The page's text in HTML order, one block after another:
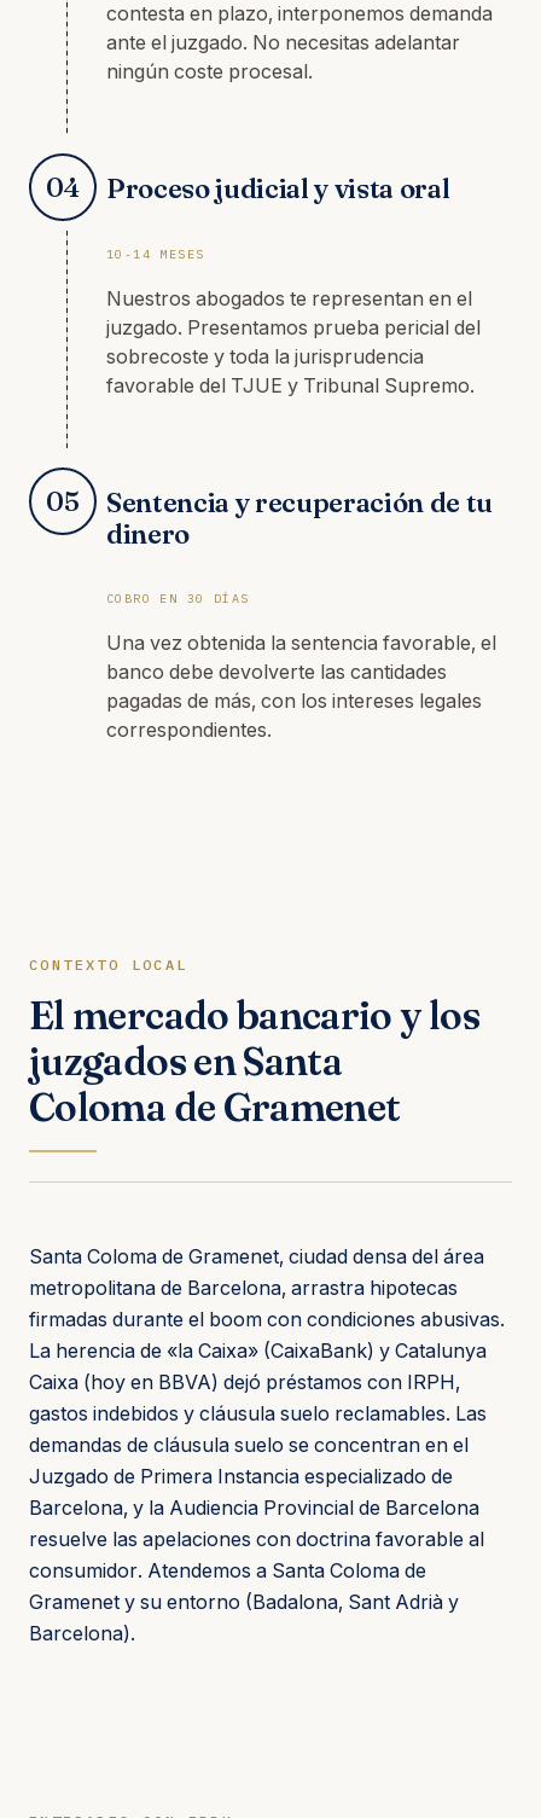
contesta en plazo, interponemos demanda
ante el juzgado. No necesitas adelantar
ningún coste procesal.
04 Proceso judicial y vista oral
10-14 MESES
Nuestros abogados te representan en el
juzgado. Presentamos prueba pericial del
sobrecoste y toda la jurisprudencia
favorable del TJUE y Tribunal Supremo.
05
Sentencia y recuperación de tu
dinero
COBRO EN 30 DÍAS
Una vez obtenida la sentencia favorable, el
banco debe devolverte las cantidades
pagadas de más, con los intereses legales
correspondientes.
CONTEXTO LOCAL
El mercado bancario y los
juzgados en Santa
Coloma de Gramenet
Santa Coloma de Gramenet, ciudad densa del área
metropolitana de Barcelona, arrastra hipotecas
firmadas durante el boom con condiciones abusivas.
La herencia de «la Caixa» (CaixaBank) y Catalunya
Caixa (hoy en BBVA) dejó préstamos con IRPH,
gastos indebidos y cláusula suelo reclamables. Las
demandas de cláusula suelo se concentran en el
Juzgado de Primera Instancia especializado de
Barcelona, y la Audiencia Provincial de Barcelona
resuelve las apelaciones con doctrina favorable al
consumidor. Atendemos a Santa Coloma de
Gramenet y su entorno (Badalona, Sant Adrià y
Barcelona).